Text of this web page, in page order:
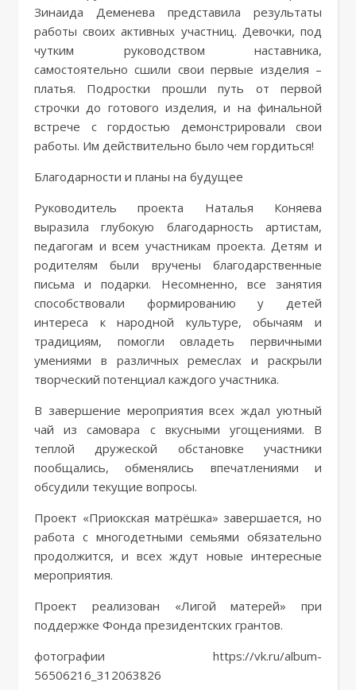
Зинаида Деменева представила результаты
работы своих активных участниц. Девочки, под
чутким руководством наставника,
самостоятельно сшили свои первые изделия –
платья. Подростки прошли путь от первой
строчки до готового изделия, и на финальной
встрече с гордостью демонстрировали свои
работы. Им действительно было чем гордиться!
Благодарности и планы на будущее
Руководитель проекта Наталья Коняева
выразила глубокую благодарность артистам,
педагогам и всем участникам проекта. Детям и
родителям были вручены благодарственные
письма и подарки. Несомненно, все занятия
способствовали формированию у детей
интереса к народной культуре, обычаям и
традициям, помогли овладеть первичными
умениями в различных ремеслах и раскрыли
творческий потенциал каждого участника.
В завершение мероприятия всех ждал уютный
чай из самовара с вкусными угощениями. В
теплой дружеской обстановке участники
пообщались, обменялись впечатлениями и
обсудили текущие вопросы.
Проект «Приокская матрёшка» завершается, но
работа с многодетными семьями обязательно
продолжится, и всех ждут новые интересные
мероприятия.
Проект реализован «Лигой матерей» при
поддержке Фонда президентских грантов.
фотографии https://vk.ru/album-
56506216_312063826